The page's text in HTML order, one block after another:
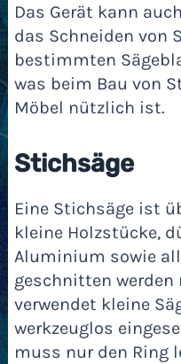
Das Gerät kann
das Schneiden von
bestimmten
was beim Bau von
Möbel nützlich ist.
Stichsäge
Eine Stichsäge ist
kleine Holzstücke,
Aluminium sowie
geschnitten werden
verwendet kleine
werkzeuglos
muss nur den Ring